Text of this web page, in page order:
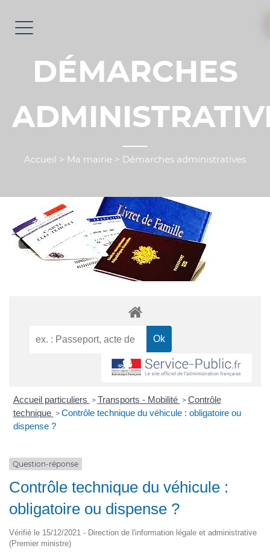
DÉMARCHES
Accueil > Ma mairie > Démarches administratives
Accueil particuliers > Transports - Mobilité > Contrôle
technique
> Contrôle technique du véhicule : obligatoire ou
dispense ?
Question-réponse
Contrôle technique du véhicule :
obligatoire ou dispense ?
Vérifié le 15/12/2021 - Direction de l'information légale et administrative
(Premier ministre)